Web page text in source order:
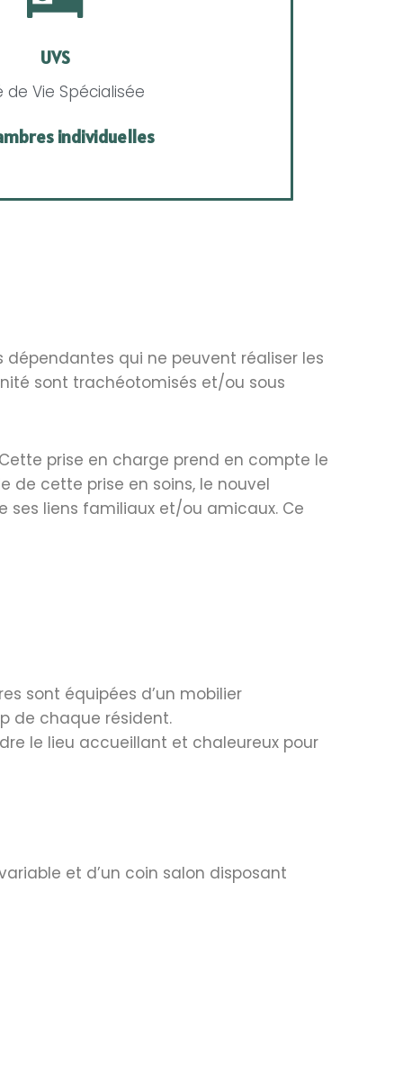
UVS
de Vie Spécialisée
individuelles
qui ne peuvent réaliser les
sont trachéotomisés et/ou sous
prise en charge prend en compte le
de cette prise en soins, le nouvel
liens familiaux et/ou amicaux. Ce
sont équipées d’un mobilier
de chaque résident.
le lieu accueillant et chaleureux pour
et d’un coin salon disposant